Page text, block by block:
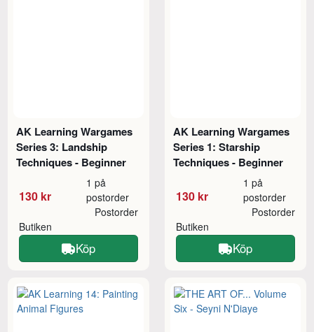
AK Learning Wargames
Series 3: Landship
Techniques - Beginner
130 kr
1 på
postorder
Butiken
Postorder
Köp
AK Learning Wargames
Series 1: Starship
Techniques - Beginner
130 kr
1 på
postorder
Butiken
Postorder
Köp